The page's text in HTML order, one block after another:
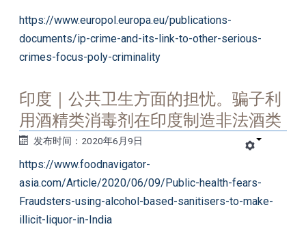
https://www.europol.europa.eu/publications-
documents/ip-crime-and-its-link-to-other-serious-
crimes-focus-poly-criminality
印度｜公共卫生方面的担忧。骗子利
用酒精类消毒剂在印度制造非法酒类
发布时间：2020年6月9日
https://www.foodnavigator-
asia.com/Article/2020/06/09/Public-health-fears-
Fraudsters-using-alcohol-based-sanitisers-to-make-
illicit-liquor-in-India